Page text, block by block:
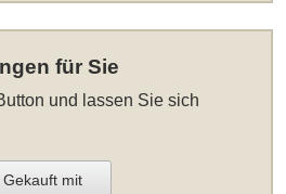
für Sie
und lassen Sie sich
Gekauft mit